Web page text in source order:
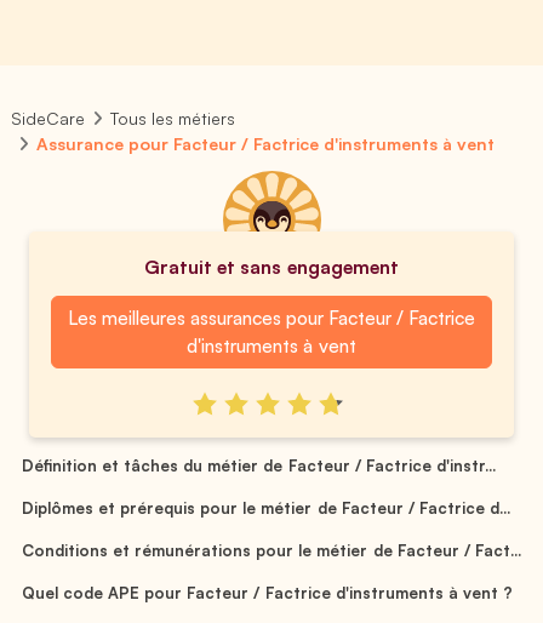
SideCare
Tous les métiers
Assurance pour Facteur / Factrice d'instruments à vent
Gratuit et sans engagement
Les meilleures assurances pour Facteur / Factrice
d'instruments à vent
Définition et tâches du métier de Facteur / Factrice d'instr...
Diplômes et prérequis pour le métier de Facteur / Factrice d...
Conditions et rémunérations pour le métier de Facteur / Fact...
Quel code APE pour Facteur / Factrice d'instruments à vent ?